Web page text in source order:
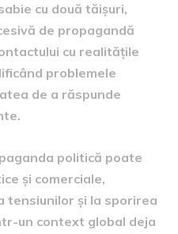
cu două tăișuri,
de propagandă
cu realitățile
problemele
de a răspunde
politică poate
și comerciale,
tensiunilor și la sporirea
un context global deja